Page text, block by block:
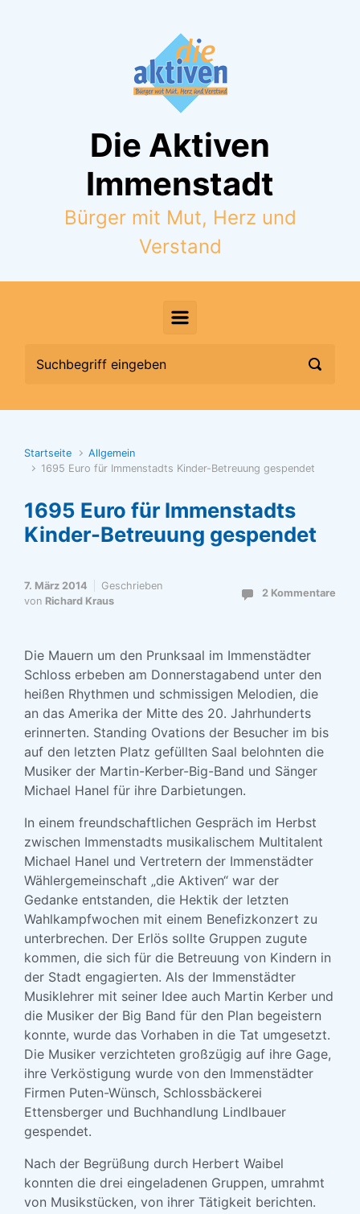
Die Aktiven
Immenstadt
Bürger mit Mut, Herz und
Verstand
Startseite
Allgemein
1695 Euro für Immenstadts Kinder-Betreuung gespendet
1695 Euro für Immenstadts
Kinder-Betreuung gespendet
7. März 2014
Geschrieben
von Richard Kraus
2 Kommentare
Die Mauern um den Prunksaal im Immenstädter
Schloss erbeben am Donnerstagabend unter den
heißen Rhythmen und schmissigen Melodien, die
an das Amerika der Mitte des 20. Jahrhunderts
erinnerten. Standing Ovations der Besucher im bis
auf den letzten Platz gefüllten Saal belohnten die
Musiker der Martin-Kerber-Big-Band und Sänger
Michael Hanel für ihre Darbietungen.
In einem freundschaftlichen Gespräch im Herbst
zwischen Immenstadts musikalischem Multitalent
Michael Hanel und Vertretern der Immenstädter
Wählergemeinschaft „die Aktiven“ war der
Gedanke entstanden, die Hektik der letzten
Wahlkampfwochen mit einem Benefizkonzert zu
unterbrechen. Der Erlös sollte Gruppen zugute
kommen, die sich für die Betreuung von Kindern in
der Stadt engagierten. Als der Immenstädter
Musiklehrer mit seiner Idee auch Martin Kerber und
die Musiker der Big Band für den Plan begeistern
konnte, wurde das Vorhaben in die Tat umgesetzt.
Die Musiker verzichteten großzügig auf ihre Gage,
ihre Verköstigung wurde von den Immenstädter
Firmen Puten-Wünsch, Schlossbäckerei
Ettensberger und Buchhandlung Lindlbauer
gespendet.
Nach der Begrüßung durch Herbert Waibel
konnten die drei eingeladenen Gruppen, umrahmt
von Musikstücken, von ihrer Tätigkeit berichten.